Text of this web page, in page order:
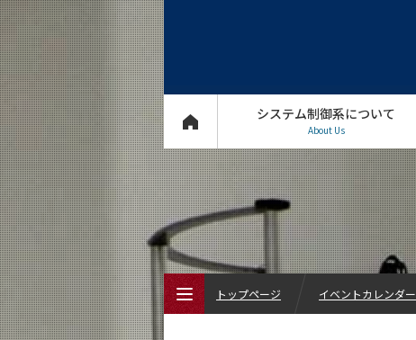
システム制御系について
About Us
トップページ イベントカレンダー